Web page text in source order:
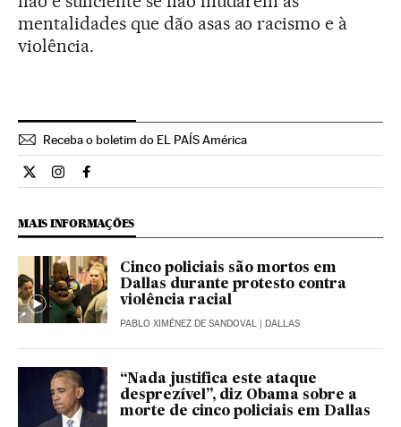
mentalidades que dão asas ao racismo e à
violência.
Receba o boletim do EL PAÍS América
Opiniao El País Brasil en Twitter
Opiniao El País Brasil en Instagram
Opiniao El País Brasil en Facebook
MAIS INFORMAÇÕES
Cinco policiais são mortos em
Dallas durante protesto contra
violência racial
PABLO XIMÉNEZ DE SANDOVAL | DALLAS
“Nada justifica este ataque
desprezível”, diz Obama sobre a
morte de cinco policiais em Dallas